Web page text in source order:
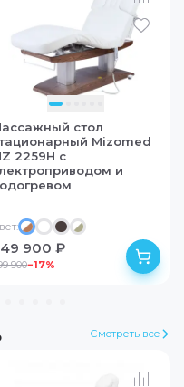
покупку!
стол
Mizomed
2259H с
и
900 ₽
900−17%
Смотреть все